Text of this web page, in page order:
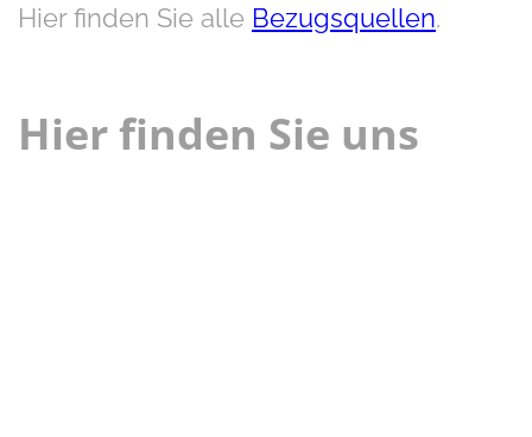
Hier finden Sie alle Bezugsquellen.
Hier finden Sie uns